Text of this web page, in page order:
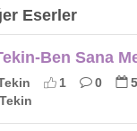
Eserler
Ben Sana
1 0